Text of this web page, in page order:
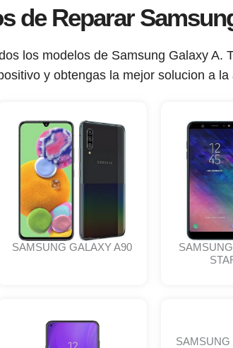
de Reparar
los modelos de Samsung Galaxy A.
y obtengas la mejor solucion a
SAMSUNG GALAXY A90
SAMSUNG